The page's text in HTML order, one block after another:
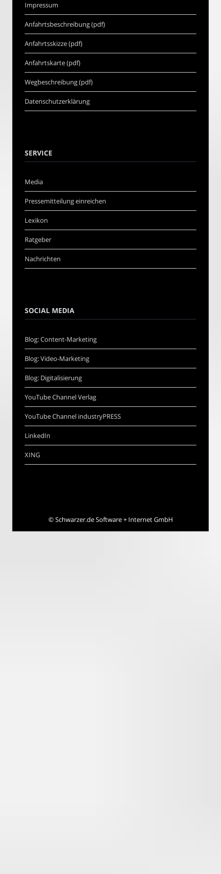
Impressum
Anfahrtsbeschreibung (pdf)
Anfahrtsskizze (pdf)
Anfahrtskarte (pdf)
Wegbeschreibung (pdf)
Datenschutzerklärung
SERVICE
Media
Pressemitteilung einreichen
Lexikon
Ratgeber
Nachrichten
SOCIAL MEDIA
Blog: Content-Marketing
Blog: Video-Marketing
Blog: Digitalisierung
YouTube Channel Verlag
YouTube Channel industryPRESS
LinkedIn
XING
©Schwarzer.de Software + Internet GmbH